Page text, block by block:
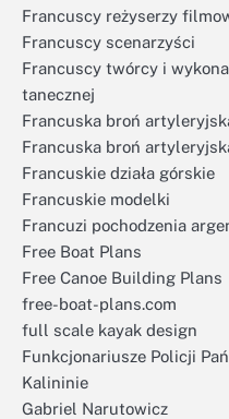
Francuscy reżyserzy
Francuscy scenarzyści
Francuscy twórcy i
tanecznej
Francuska broń
Francuska broń
Francuskie działa górskie
Francuskie modelki
Francuzi pochodzenia
Free Boat Plans
Free Canoe Building Plans
free-boat-plans.com
full scale kayak design
Funkcjonariusze Policji
Kalininie
Gabriel Narutowicz